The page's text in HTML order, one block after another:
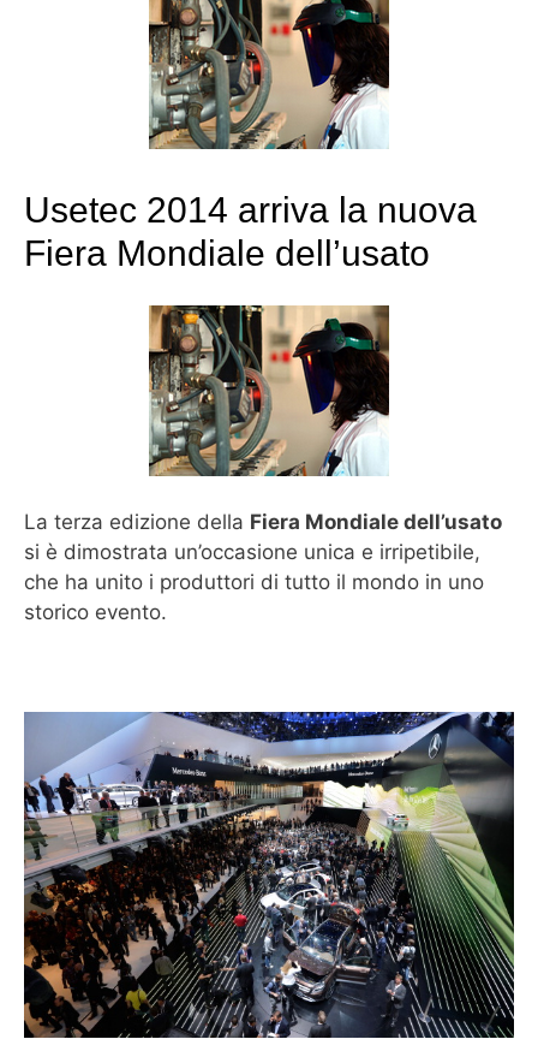
Usetec 2014 arriva la nuova
Fiera Mondiale dell’usato
La terza edizione della Fiera Mondiale dell’usato
si è dimostrata un’occasione unica e irripetibile,
che ha unito i produttori di tutto il mondo in uno
storico evento.